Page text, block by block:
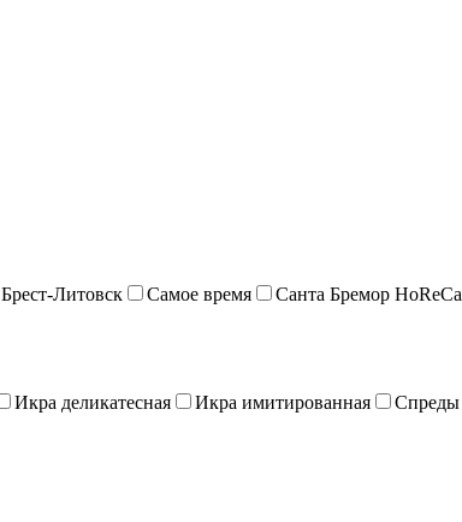
Брест-Литовск Самое время Санта Бремор HoReCa
Икра деликатесная Икра имитированная Спреды